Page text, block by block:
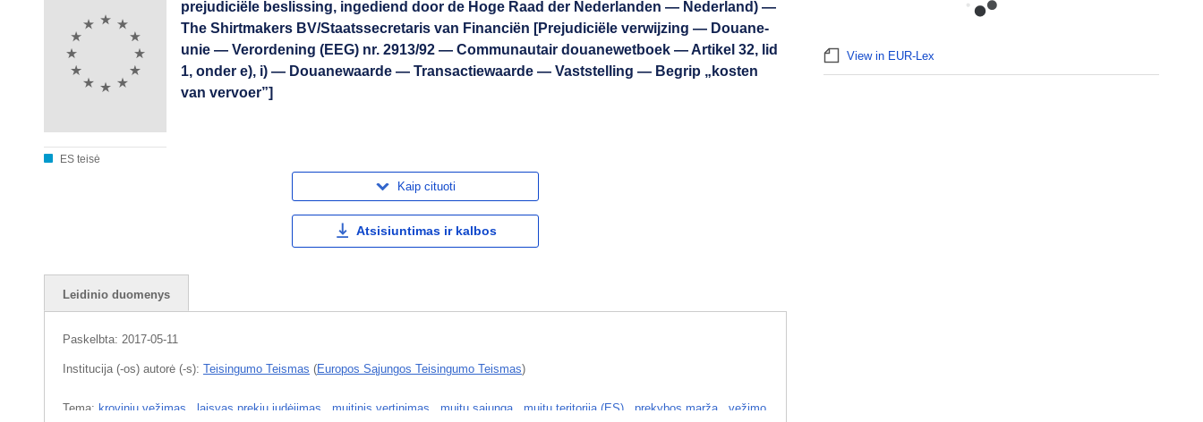
ES teisė
prejudiciële beslissing, ingediend door de Hoge Raad der Nederlanden — Nederland) —
The Shirtmakers BV/Staatssecretaris van Financiën [Prejudiciële verwijzing — Douane-
unie — Verordening (EEG) nr. 2913/92 — Communautair douanewetboek — Artikel 32, lid
1, onder e), i) — Douanewaarde — Transactiewaarde — Vaststelling — Begrip „kosten
van vervoer”]
Kaip cituoti
Atsisiuntimas ir kalbos
Leidinio duomenys
Paskelbta: 2017-05-11
Institucija (-os) autorė (-s): Teisingumo Teismas (Europos Sąjungos Teisingumo Teismas)
Tema: krovinių vežimas laisvas prekių judėjimas muitinis vertinimas muitų sąjunga muitų teritorija (ES) prekybos marža
vežimo
View in EUR-Lex